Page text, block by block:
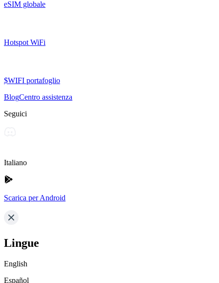
eSIM globale
Hotspot WiFi
$WIFI portafoglio
BlogCentro assistenza
Seguici
Italiano
Scarica per Android
Lingue
English
Español